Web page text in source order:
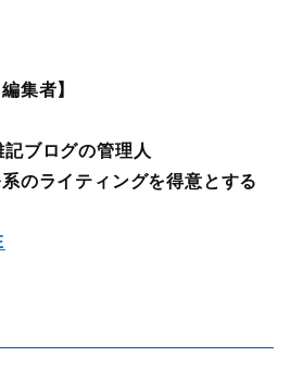
集者】
記ブログの管理人
のライティングを得意とする